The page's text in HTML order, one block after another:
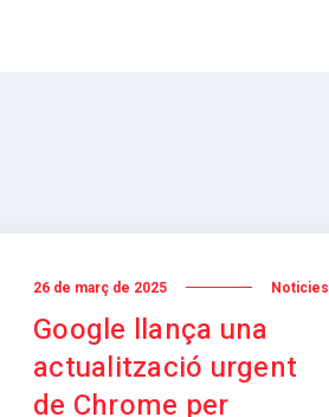
26 de març de 2025 Noticies
Google llança una
actualització urgent
de Chrome per